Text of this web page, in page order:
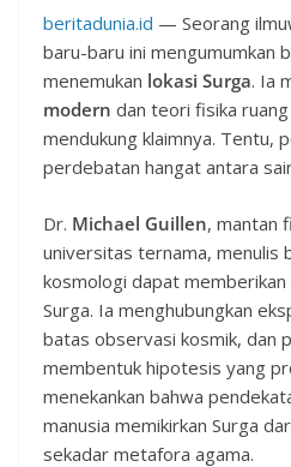
beritadunia.id — Seorang
baru-baru ini mengumumkan
menemukan lokasi Surga. Ia
modern dan teori fisika
mendukung klaimnya. Tentu,
perdebatan hangat antara
Dr. Michael Guillen, mantan
universitas ternama, menulis
kosmologi dapat
Surga. Ia menghubungkan
batas observasi kosmik, dan
membentuk hipotesis yang
menekankan bahwa
manusia memikirkan Surga
sekadar metafora agama.